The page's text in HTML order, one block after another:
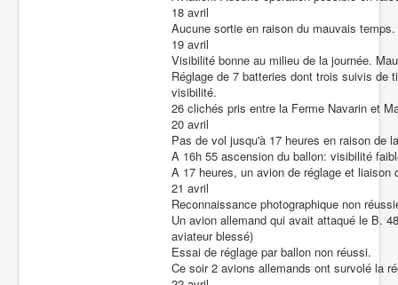
18 avril
Aucune sortie en raison du mauvais temps.
19 avril
Visibilité bonne au milieu de la journée.
Réglage de 7 batteries dont trois suivis de
visibilité.
26 clichés pris entre la Ferme Navarin et
20 avril
Pas de vol jusqu'à 17 heures en raison de
A 16h 55 ascension du ballon: visibilité
A 17 heures, un avion de réglage et
21 avril
Reconnaissance photographique non
Un avion allemand qui avait attaqué le B.
aviateur blessé)
Essai de réglage par ballon non réussi.
Ce soir 2 avions allemands ont survolé la